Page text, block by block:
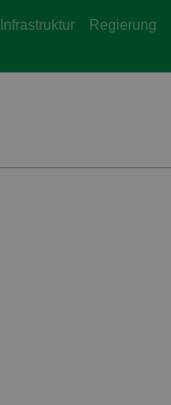
Infrastruktur Regierung